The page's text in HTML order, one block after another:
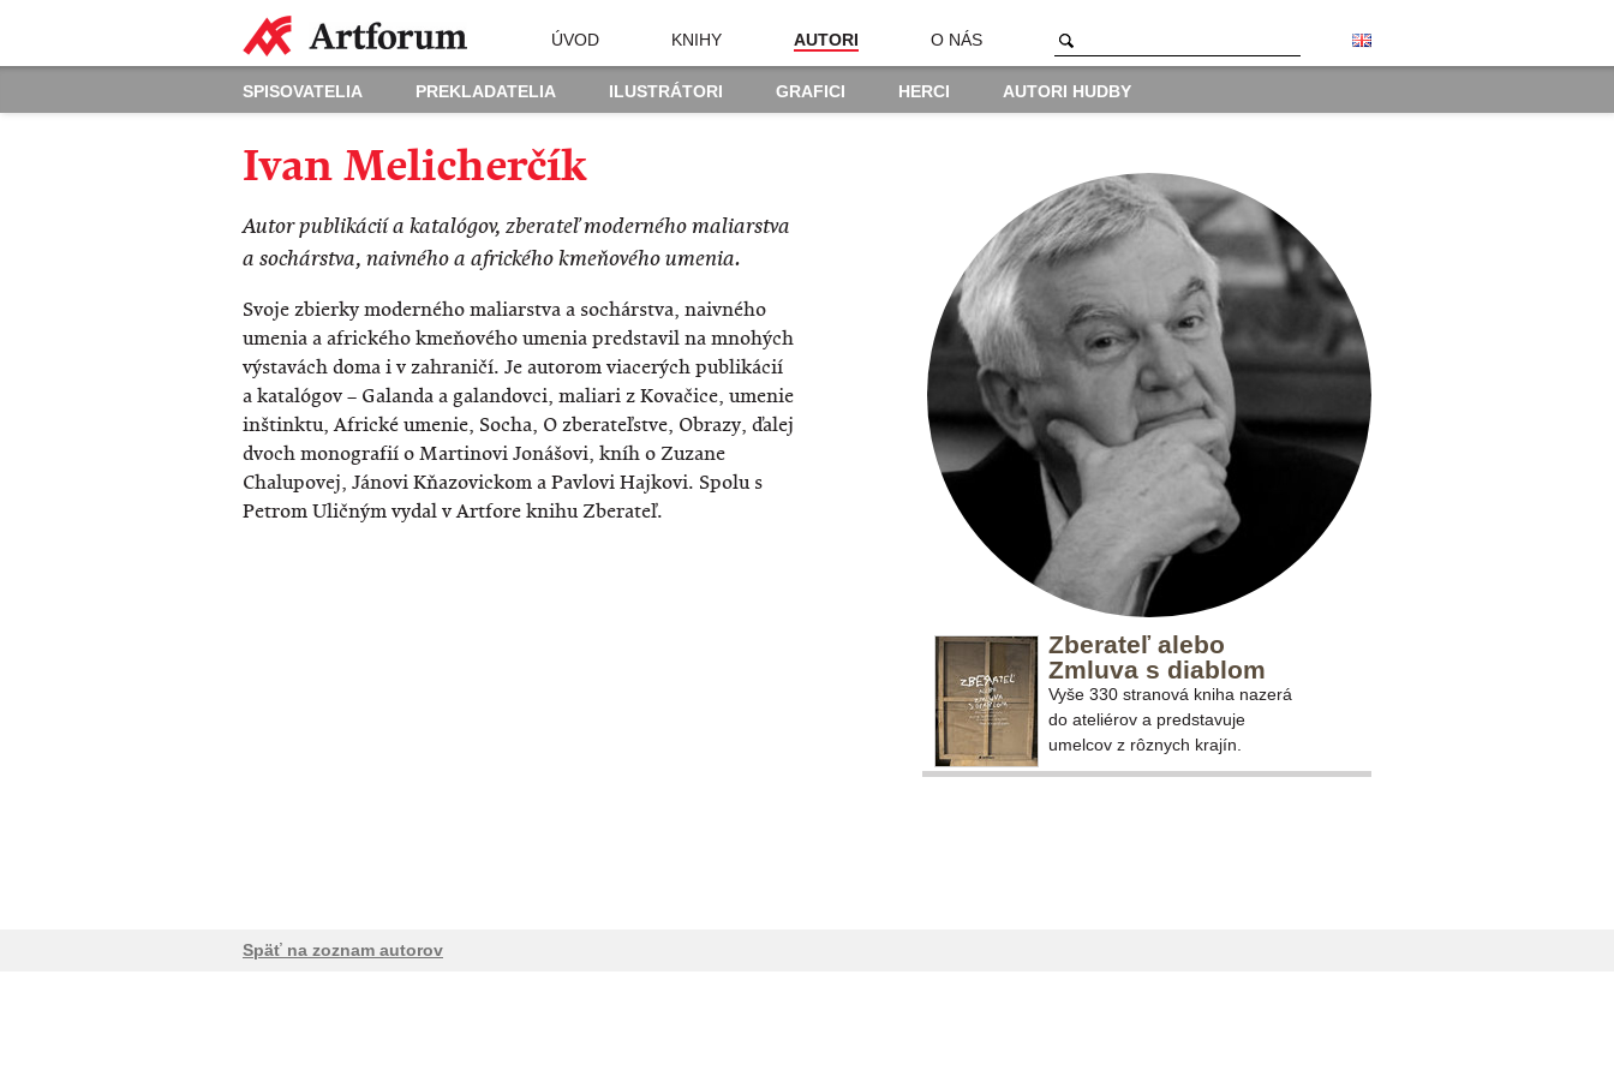
ÚVOD KNIHY AUTORI O NÁS
SPISOVATELIA PREKLADATELIA ILUSTRÁTORI GRAFICI HERCI AUTORI HUDBY
Ivan Melicherčík
Autor publikácií a katalógov, zberateľ moderného maliarstva
a sochárstva, naivného a afrického kmeňového umenia.
Svoje zbierky moderného maliarstva a sochárstva, naivného
umenia a afrického kmeňového umenia predstavil na mnohých
výstavách doma i v zahraničí. Je autorom viacerých publikácií
a katalógov – Galanda a galandovci, maliari z Kovačice, umenie
inštinktu, Africké umenie, Socha, O zberateľstve, Obrazy, ďalej
dvoch monografií o Martinovi Jonášovi, kníh o Zuzane
Chalupovej, Jánovi Kňazovickom a Pavlovi Hajkovi. Spolu s
Petrom Uličným vydal v Artfore knihu Zberateľ.
Zberateľ alebo
Zmluva s diablom
Vyše 330 stranová kniha nazerá
do ateliérov a predstavuje
umelcov z rôznych krajín.
Späť na zoznam autorov